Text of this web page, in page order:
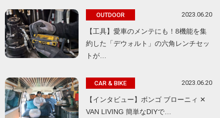
OUTDOOR 2023.06.20
【工具】愛車のメンテにも！8機能を集
約した「デウォルト」の六角レンチセッ
トが…
CAR & BIKE 2023.06.20
【インタビュー】ボンゴ ブローニィ ✕
VAN LIVING 簡単なDIYで…